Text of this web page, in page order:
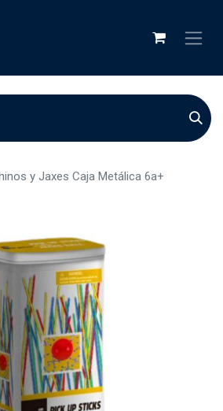
y Jaxes Caja Metálica 6a+